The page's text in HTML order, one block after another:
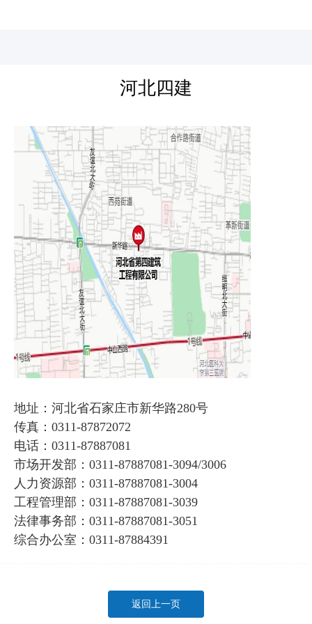
河北四建
地址：河北省石家庄市新华路280号
传真：0311-87872072
电话：0311-87887081
市场开发部：0311-87887081-3094/3006
人力资源部：0311-87887081-3004
工程管理部：0311-87887081-3039
法律事务部：0311-87887081-3051
综合办公室：0311-87884391
返回上一页